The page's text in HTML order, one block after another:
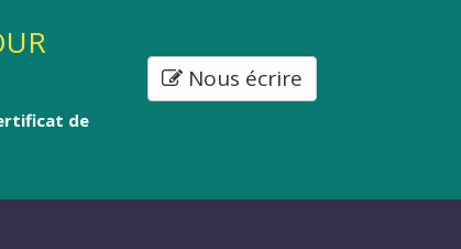
de
Nous écrire